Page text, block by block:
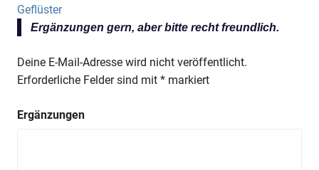
Geflüster
Ergänzungen gern, aber bitte recht freundlich.
Deine E-Mail-Adresse wird nicht veröffentlicht.
Erforderliche Felder sind mit * markiert
Ergänzungen